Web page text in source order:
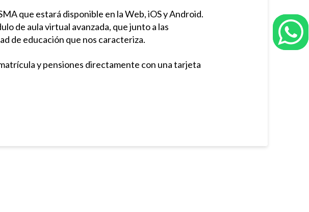
que estará disponible en la Web, iOS y Android.
de aula virtual avanzada, que junto a las
de educación que nos caracteriza.
y pensiones directamente con una tarjeta